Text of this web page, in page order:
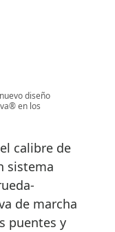
diseño
en los
calibre de
sistema
de marcha
puentes y